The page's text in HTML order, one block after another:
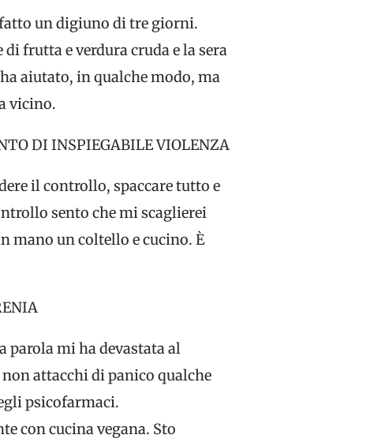
un digiuno di tre giorni.
frutta e verdura cruda e la sera
aiutato, in qualche modo, ma
vicino.
DI INSPIEGABILE VIOLENZA
il controllo, spaccare tutto e
sento che mi scaglierei
mano un coltello e cucino. È
parola mi ha devastata al
attacchi di panico qualche
psicofarmaci.
con cucina vegana. Sto